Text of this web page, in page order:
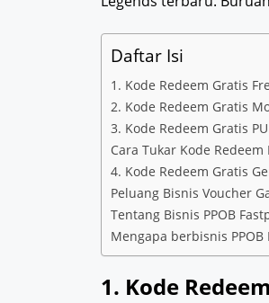
Daftar Isi
1. Kode Redeem Gratis
2. Kode Redeem Gratis
3. Kode Redeem Gratis
Cara Tukar Kode Redeem
4. Kode Redeem Gratis
Peluang Bisnis Voucher
Tentang Bisnis PPOB
Mengapa berbisnis PPOB
1. Kode